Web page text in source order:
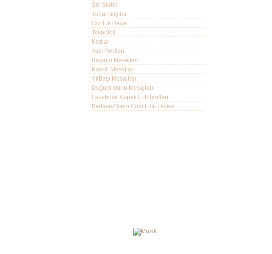
Şiir Şiirler
Tuhaf Bilgiler
Günlük Hayat
Teknoloji
Kodlar
Yazı Fontları
Bayram Mesajları
Kandil Mesajları
YılBaşı Mesajları
Doğum Günü Mesajları
Facebook Kapak Fotoğrafları
Bedava-Sitem.Com Link Listesi